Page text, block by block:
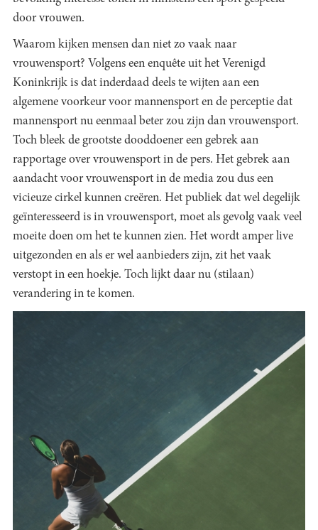
door vrouwen.
Waarom kijken mensen dan niet zo vaak naar
vrouwensport? Volgens een enquête uit het Verenigd
Koninkrijk is dat inderdaad deels te wijten aan een
algemene voorkeur voor mannensport en de perceptie dat
mannensport nu eenmaal beter zou zijn dan vrouwensport.
Toch bleek de grootste dooddoener een gebrek aan
rapportage over vrouwensport in de pers. Het gebrek aan
aandacht voor vrouwensport in de media zou dus een
vicieuze cirkel kunnen creëren. Het publiek dat wel degelijk
geïnteresseerd is in vrouwensport, moet als gevolg vaak veel
moeite doen om het te kunnen zien. Het wordt amper live
uitgezonden en als er wel aanbieders zijn, zit het vaak
verstopt in een hoekje. Toch lijkt daar nu (stilaan)
verandering in te komen.